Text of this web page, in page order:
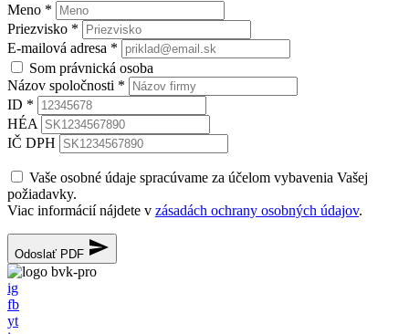
Meno *
Priezvisko *
E-mailová adresa *
Som právnická osoba
Názov spoločnosti *
ID *
HÉA
IČ DPH
Vaše osobné údaje spracúvame za účelom vybavenia Vašej
požiadavky.
Viac informácií nájdete v zásadách ochrany osobných údajov.
Odoslať PDF
ig
fb
yt